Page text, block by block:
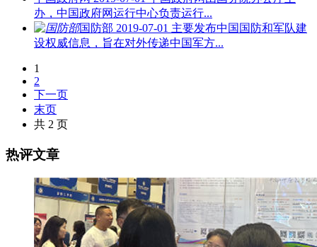
办，中国政府网运行中心负责运行...
国防部 2019-07-01 主要发布中国国防和军队建
设权威信息，旨在对外传递中国军方...
1
2
下一页
末页
共 2 页
热评文章